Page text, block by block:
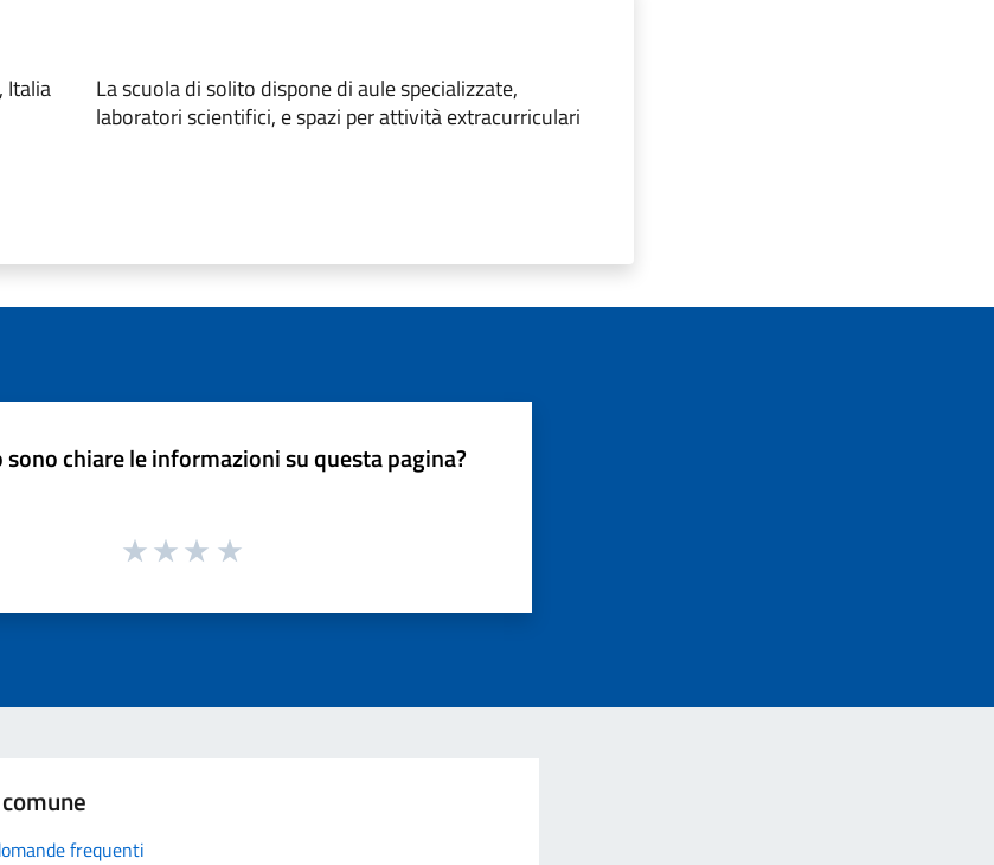
Italia
La scuola di solito dispone di aule specializzate,
laboratori scientifici, e spazi per attività extracurriculari
sono chiare le informazioni su questa pagina?
frequenti